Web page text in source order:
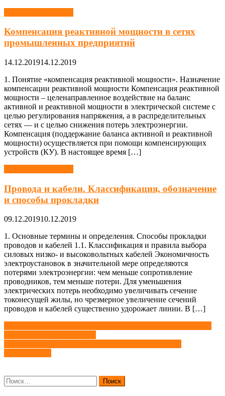
Компенсация реактивной мощности в сетях
промышленных предприятий
14.12.201914.12.2019
1. Понятие «компенсация реактивной мощности». Назначение
компенсации реактивной мощности Компенсация реактивной
мощности – целенаправленное воздействие на баланс
активной и реактивной мощности в электрической системе с
целью регулирования напряжения, а в распределительных
сетях — и с целью снижения потерь электроэнергии.
Компенсация (поддержание баланса активной и реактивной
мощности) осуществляется при помощи компенсирующих
устройств (КУ). В настоящее время […]
Провода и кабели. Классификация, обозначение
и способы прокладки
09.12.201910.12.2019
1. Основные термины и определения. Способы прокладки
проводов и кабелей 1.1. Классификация и правила выбора
силовых низко- и высоковольтных кабелей Экономичность
электроустановок в значительной мере определяются
потерями электроэнергии: чем меньше сопротивление
проводников, тем меньше потери. Для уменьшения
электрических потерь необходимо увеличивать сечение
токонесущей жилы, но чрезмерное увеличение сечений
проводов и кабелей существенно удорожает линии. В […]
Навигация
по
записям
Найти: